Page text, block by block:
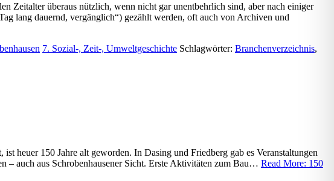
Zeitalter überaus nützlich, wenn nicht gar unentbehrlich sind, aber nach einiger
lang dauernd, vergänglich“) gezählt werden, oft auch von Archiven und
7. Sozial-, Zeit-, Umweltgeschichte Schlagwörter: Branchenverzeichnis,
heuer 150 Jahre alt geworden. In Dasing und Friedberg gab es Veranstaltungen
– auch aus Schrobenhausener Sicht. Erste Aktivitäten zum Bau… Read More: 150